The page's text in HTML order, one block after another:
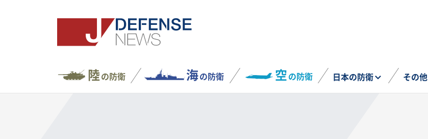
陸の防衛 海の防衛 空の防衛 日本の防衛 その他